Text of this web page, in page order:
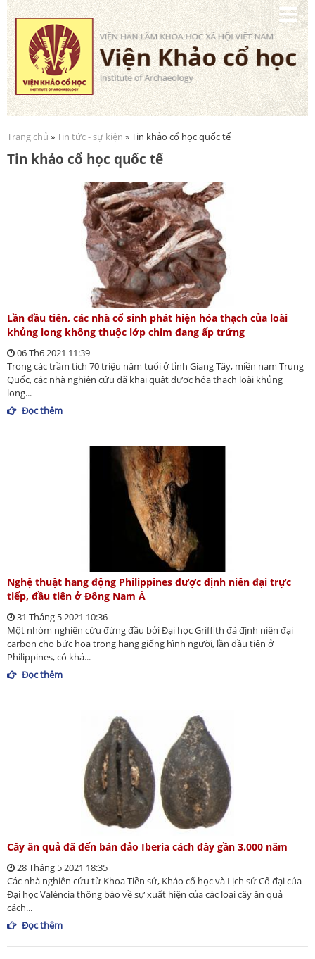
Nhảy
đến
nội
dung
Bạn đang ở đây
Trang chủ »Tin tức - sự kiện » Tin khảo cổ học quốc tế
Tin khảo cổ học quốc tế
Lần đầu tiên, các nhà cổ sinh phát hiện hóa thạch của loài
khủng long không thuộc lớp chim đang ấp trứng
06 Th6 2021 11:39
Trong các trầm tích 70 triệu năm tuổi ở tỉnh Giang Tây, miền nam Trung
Quốc, các nhà nghiên cứu đã khai quật được hóa thạch loài khủng
long...
Đọc thêm
Nghệ thuật hang động Philippines được định niên đại trực
tiếp, đầu tiên ở Đông Nam Á
31 Tháng 5 2021 10:36
Một nhóm nghiên cứu đứng đầu bởi Đại học Griffith đã định niên đại
carbon cho bức hoạ trong hang giống hình người, lần đầu tiên ở
Philippines, có khả...
Đọc thêm
Cây ăn quả đã đến bán đảo Iberia cách đây gần 3.000 năm
28 Tháng 5 2021 18:35
Các nhà nghiên cứu từ Khoa Tiền sử, Khảo cổ học và Lịch sử Cổ đại của
Đại học València thông báo về sự xuất hiện của các loại cây ăn quả
cách...
Đọc thêm